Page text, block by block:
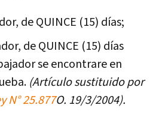
de QUINCE (15) días;
de QUINCE (15) días
se encontrare en
(Artículo sustituido por
N° 25.877O. 19/3/2004).